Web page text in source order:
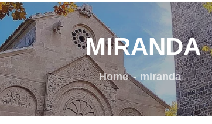
MIRANDA
Home miranda